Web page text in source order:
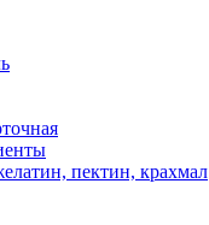
пектин, крахмал